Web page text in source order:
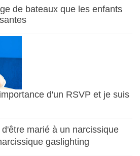
de bateaux que les enfants
d'un RSVP et je suis
gaslighting